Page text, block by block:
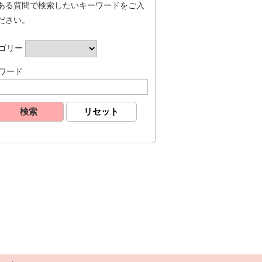
る質問で検索したいキーワードをご入
さい。
リー
ード